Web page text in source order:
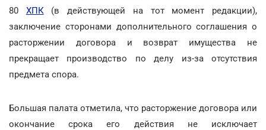
80 ХПК(в действующей на тот момент редакции),
заключение сторонами дополнительного соглашения о
расторжении договора и возврат имущества не
прекращает производство по делу из-за отсутствия
предмета спора.
Большая палата отметила, что расторжение договора или
окончание срока его действия не исключает